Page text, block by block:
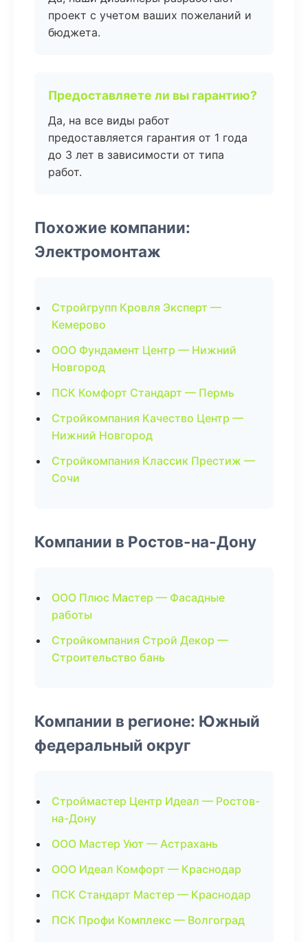
проект с учетом ваших пожеланий и
бюджета.
Предоставляете ли вы гарантию?
Да, на все виды работ
предоставляется гарантия от 1 года
до 3 лет в зависимости от типа
работ.
Похожие компании:
Электромонтаж
Стройгрупп Кровля Эксперт —
Кемерово
ООО Фундамент Центр — Нижний
Новгород
ПСК Комфорт Стандарт — Пермь
Стройкомпания Качество Центр —
Нижний Новгород
Стройкомпания Классик Престиж —
Сочи
Компании в Ростов-на-Дону
ООО Плюс Мастер — Фасадные
работы
Стройкомпания Строй Декор —
Строительство бань
Компании в регионе: Южный
федеральный округ
Строймастер Центр Идеал — Ростов-
на-Дону
ООО Мастер Уют — Астрахань
ООО Идеал Комфорт — Краснодар
ПСК Стандарт Мастер — Краснодар
ПСК Профи Комплекс — Волгоград